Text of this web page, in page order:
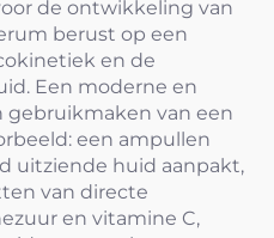
de ontwikkeling van
berust op een
en de
Een moderne en
van een
een ampullen
uitziende huid aanpakt,
van directe
en vitamine C,